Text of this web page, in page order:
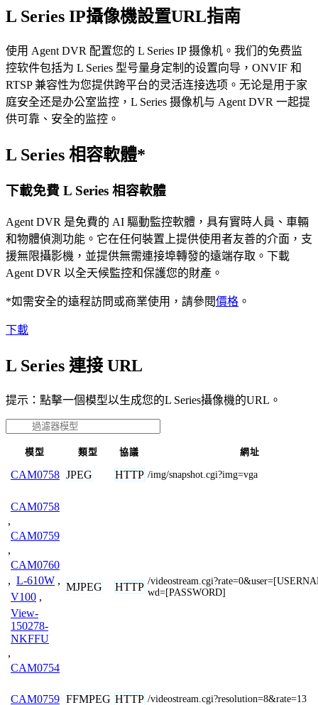
L Series IP攝像機設置URL指南
使用 Agent DVR 配置您的 L Series IP 摄像机。我们的免费监
控软件包括为 L Series 型号量身定制的设置向导，ONVIF 和
RTSP 兼容性为您提供跨平台的灵活连接选项。无论是用于家
庭安全还是办公室监控，L Series 摄像机与 Agent DVR 一起提
供可靠、安全的监控。
L Series 相容軟體*
下載免費 L Series 相容軟體
Agent DVR 是免費的 AI 驅動監控軟體，具有實時人員、車輛
和物體偵測功能。它在任何裝置上提供使用者友善的介面，支
援無限攝影機，並提供無需連接埠轉發的遠端存取。下載
Agent DVR 以全天候監控和保護您的財產。
*如需安全的遠程訪問或商業使用，請參閱價格 。
下載
L Series 連接 URL
提示：點擊一個模型以生成您的L Series攝像機的URL。
模型 類型 協議 網址
CAM0758 JPEG HTTP /img/snapshot.cgi?img=vga
CAM0758
,
CAM0759
,
CAM0760
, L-610W ,
V100 ,
View-
150278-
NKFFU
,
CAM0754
MJPEG HTTP /
wd=[PASSWORD]
CAM0759 FFMPEG HTTP /videostream.cgi?resolution=8&rate=13